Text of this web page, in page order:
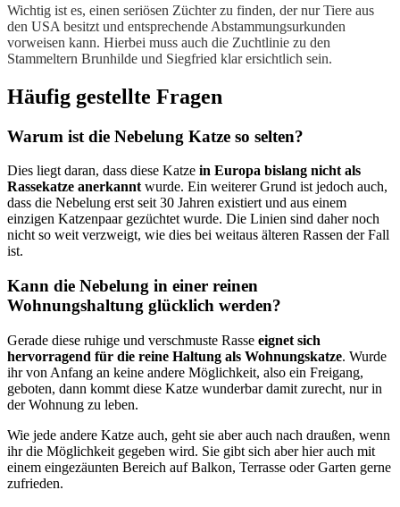
Wichtig ist es, einen seriösen Züchter zu finden, der nur Tiere aus
den USA besitzt und entsprechende Abstammungsurkunden
vorweisen kann. Hierbei muss auch die Zuchtlinie zu den
Stammeltern Brunhilde und Siegfried klar ersichtlich sein.
Häufig gestellte Fragen
Warum ist die Nebelung Katze so selten?
Dies liegt daran, dass diese Katze in Europa bislang nicht als
Rassekatze anerkanntwurde. Ein weiterer Grund ist jedoch auch,
dass die Nebelung erst seit 30 Jahren existiert und aus einem
einzigen Katzenpaar gezüchtet wurde. Die Linien sind daher noch
nicht so weit verzweigt, wie dies bei weitaus älteren Rassen der Fall
ist.
Kann die Nebelung in einer reinen
Wohnungshaltung glücklich werden?
Gerade diese ruhige und verschmuste Rasse eignet sich
hervorragend für die reine Haltung als Wohnungskatze. Wurde
ihr von Anfang an keine andere Möglichkeit, also ein Freigang,
geboten, dann kommt diese Katze wunderbar damit zurecht, nur in
der Wohnung zu leben.
Wie jede andere Katze auch, geht sie aber auch nach draußen, wenn
ihr die Möglichkeit gegeben wird. Sie gibt sich aber hier auch mit
einem eingezäunten Bereich auf Balkon, Terrasse oder Garten gerne
zufrieden.